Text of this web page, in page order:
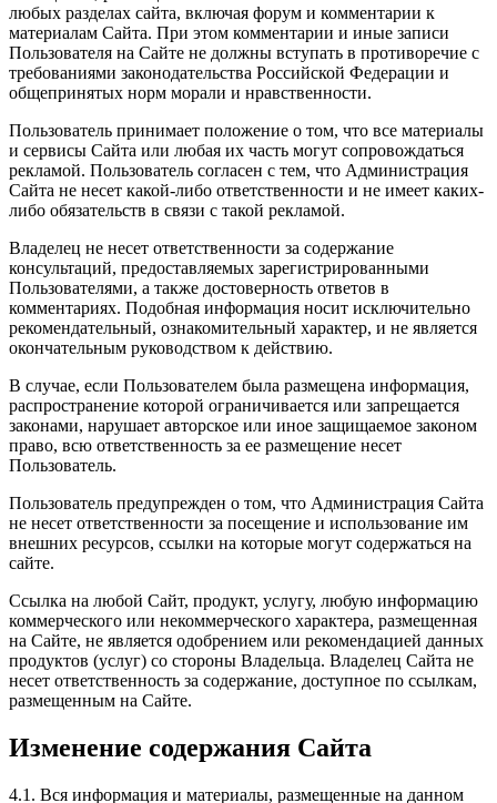
любых разделах сайта, включая форум и комментарии к
материалам Сайта. При этом комментарии и иные записи
Пользователя на Сайте не должны вступать в противоречие с
требованиями законодательства Российской Федерации и
общепринятых норм морали и нравственности.
Пользователь принимает положение о том, что все материалы
и сервисы Сайта или любая их часть могут сопровождаться
рекламой. Пользователь согласен с тем, что Администрация
Сайта не несет какой-либо ответственности и не имеет каких-
либо обязательств в связи с такой рекламой.
Владелец не несет ответственности за содержание
консультаций, предоставляемых зарегистрированными
Пользователями, а также достоверность ответов в
комментариях. Подобная информация носит исключительно
рекомендательный, ознакомительный характер, и не является
окончательным руководством к действию.
В случае, если Пользователем была размещена информация,
распространение которой ограничивается или запрещается
законами, нарушает авторское или иное защищаемое законом
право, всю ответственность за ее размещение несет
Пользователь.
Пользователь предупрежден о том, что Администрация Сайта
не несет ответственности за посещение и использование им
внешних ресурсов, ссылки на которые могут содержаться на
сайте.
Ссылка на любой Сайт, продукт, услугу, любую информацию
коммерческого или некоммерческого характера, размещенная
на Сайте, не является одобрением или рекомендацией данных
продуктов (услуг) со стороны Владельца. Владелец Сайта не
несет ответственность за содержание, доступное по ссылкам,
размещенным на Сайте.
Изменение содержания Сайта
4.1. Вся информация и материалы, размещенные на данном